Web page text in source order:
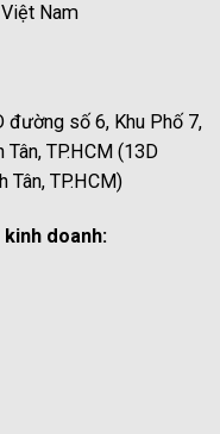
Nam
đường số 6, Khu Phố 7,
TP.HCM (13D
Tân, TP.HCM)
kinh doanh: